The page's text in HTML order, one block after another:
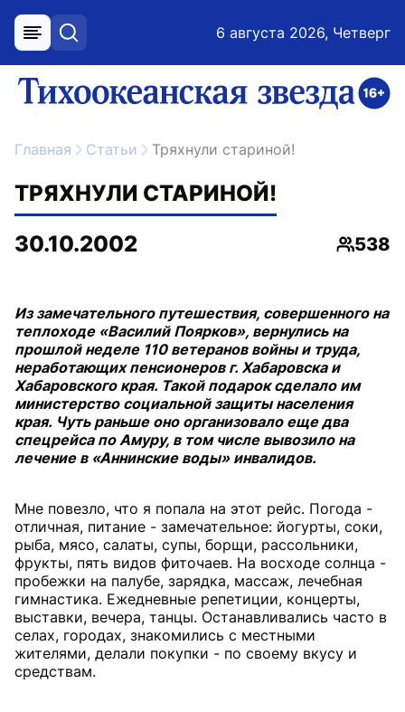
меню поиск 6 августа 2026, Четверг
ссылка на главную
Главная Статьи Тряхнули стариной!
ТРЯХНУЛИ СТАРИНОЙ!
30.10.2002
538
Из замечательного путешествия, совершенного на
теплоходе «Василий Поярков», вернулись на
прошлой неделе 110 ветеранов войны и труда,
неработающих пенсионеров г. Хабаровска и
Хабаровского края. Такой подарок сделало им
министерство социальной защиты населения
края. Чуть раньше оно организовало еще два
спецрейса по Амуру, в том числе вывозило на
лечение в «Аннинские воды» инвалидов.
Мне повезло, что я попала на этот рейс. Погода -
отличная, питание - замечательное: йогурты, соки,
рыба, мясо, салаты, супы, борщи, рассольники,
фрукты, пять видов фиточаев. На восходе солнца -
пробежки на палубе, зарядка, массаж, лечебная
гимнастика. Ежедневные репетиции, концерты,
выставки, вечера, танцы. Останавливались часто в
селах, городах, знакомились с местными
жителями, делали покупки - по своему вкусу и
средствам.